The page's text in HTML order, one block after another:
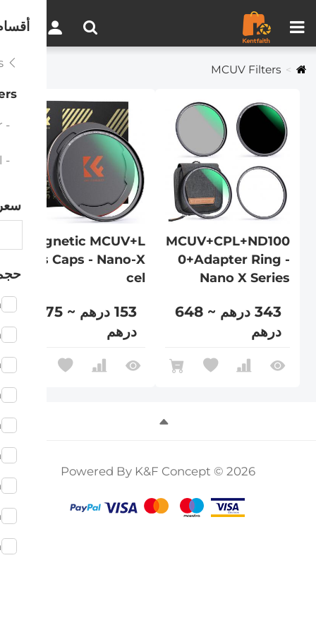
0
MCUV Filters
- Magnetic MCUV - Nano-Klear
- Magnetic MCUV+Lens Caps - Nano-Xcel
MCUV+CPL+ND100
0+Adapter Ring -
Nano X Series
343 درهم ~ 648
درهم
Magnetic MCUV+L
ens Caps - Nano-X
cel
153 درهم ~ 175
درهم
Powered By K&F Concept © 2026